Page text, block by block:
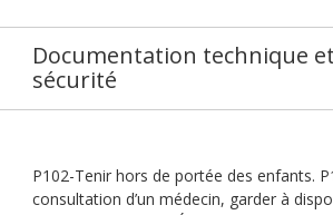
Documentation technique
sécurité
P102-Tenir hors de portée des enfants.
consultation d’un médecin, garder à